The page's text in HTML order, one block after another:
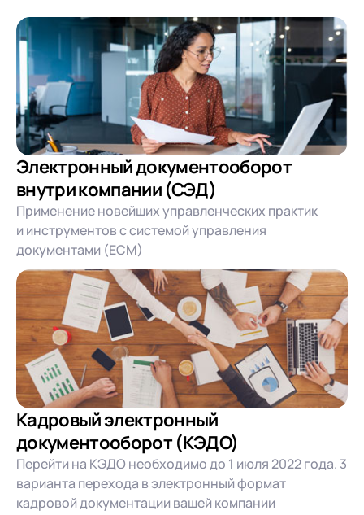
Электронный документооборот
внутри компании (СЭД)
Применение новейших управленческих практик
и инструментов с системой управления
документами (ЕСМ)
Кадровый электронный
документооборот (КЭДО)
Перейти на КЭДО необходимо до 1 июля 2022 года. 3
варианта перехода в электронный формат
кадровой документации вашей компании